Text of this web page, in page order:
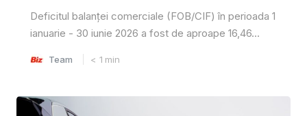
Deficitul balanței comerciale (FOB/CIF) în perioada 1
ianuarie - 30 iunie 2026 a fost de aproape 16,46...
Team < 1 min